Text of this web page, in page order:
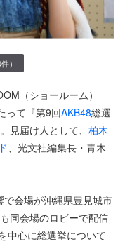
）
（ショールーム）
って『第9回AKB48総選
見届け人として、 柏木
、光文社編集長・青木
会場が沖縄県豊見城市
同会場のロビーで配信
中心に総選挙について